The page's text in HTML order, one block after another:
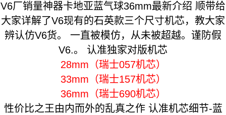
V6厂销量神器卡地亚蓝气球36mm最新介绍 顺带给
大家详解了V6现有的石英款三个尺寸机芯，教大家
辨认仿V6货。 一直被模仿，从未被超越。谨防假
V6.。 认准独家对版机芯
28mm（瑞士057机芯）
33mm（瑞士157机芯）
36mm（瑞士690机芯）
性价比之王由内而外的乱真之作 认准机芯细节-蓝